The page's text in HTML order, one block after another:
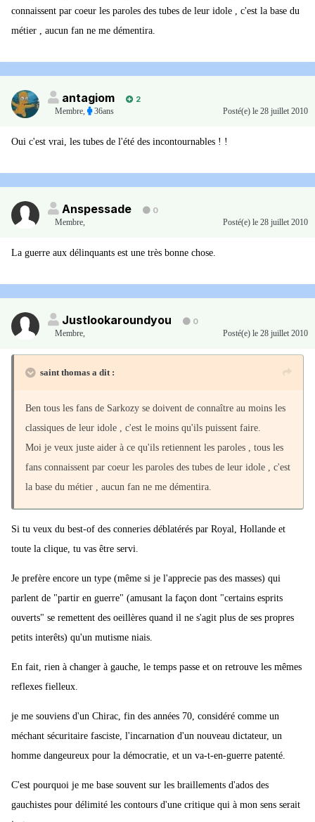
connaissent par coeur les paroles des tubes de leur idole , c'est la base du
métier , aucun fan ne me démentira.
antagiom
2
Membre, 36ans Posté(e) le 28 juillet 2010
Oui c'est vrai, les tubes de l'été des incontournables ! !
Anspessade
0
Membre, Posté(e) le 28 juillet 2010
La guerre aux délinquants est une très bonne chose.
Justlookaroundyou
0
Membre, Posté(e) le 28 juillet 2010
saint thomas a dit :
Ben tous les fans de Sarkozy se doivent de connaître au moins les
classiques de leur idole , c'est le moins qu'ils puissent faire.
Moi je veux juste aider à ce qu'ils retiennent les paroles , tous les
fans connaissent par coeur les paroles des tubes de leur idole , c'est
la base du métier , aucun fan ne me démentira.
Si tu veux du best-of des conneries déblatérés par Royal, Hollande et
toute la clique, tu vas être servi.
Je prefère encore un type (même si je l'apprecie pas des masses) qui
parlent de "partir en guerre" (amusant la façon dont "certains esprits
ouverts" se remettent des oeillères quand il ne s'agit plus de ses propres
petits interêts) qu'un mutisme niais.
En fait, rien à changer à gauche, le temps passe et on retrouve les mêmes
reflexes fielleux.
je me souviens d'un Chirac, fin des années 70, considéré comme un
méchant sécuritaire fasciste, l'incarnation d'un nouveau dictateur, un
homme dangeureux pour la démocratie, et un va-t-en-guerre patenté.
C'est pourquoi je me base souvent sur les braillements d'ados des
gauchistes pour délimité les contours d'une critique qui à mon sens serait